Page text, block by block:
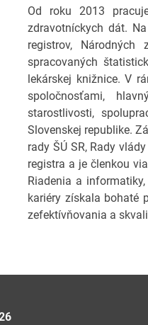
Od roku 2013
zdravotníckych dát.
registrov, Národných
spracovaných
lekárskej knižnice. V
spoločnosťami,
starostlivosti,
Slovenskej republike.
rady ŠÚ SR, Rady
registra a je členkou
Riadenia a
kariéry získala bohaté
zefektívňovania a